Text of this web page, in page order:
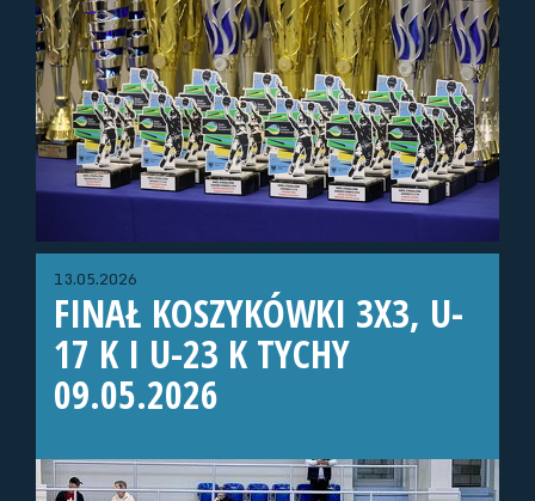
13.05.2026
FINAŁ KOSZYKÓWKI 3X3, U-
17 K I U-23 K TYCHY
09.05.2026